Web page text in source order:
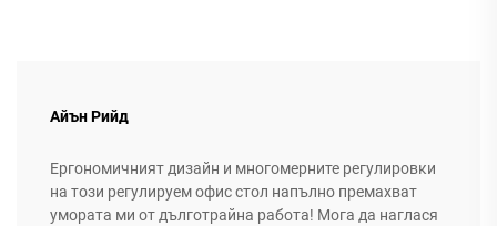
Айън Рийд
Ергономичният дизайн и многомерните регулировки
на този регулируем офис стол напълно премахват
умората ми от дълготрайна работа! Мога да наглася